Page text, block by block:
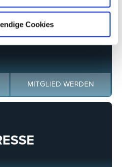
Cookies
MITGLIED WERDEN